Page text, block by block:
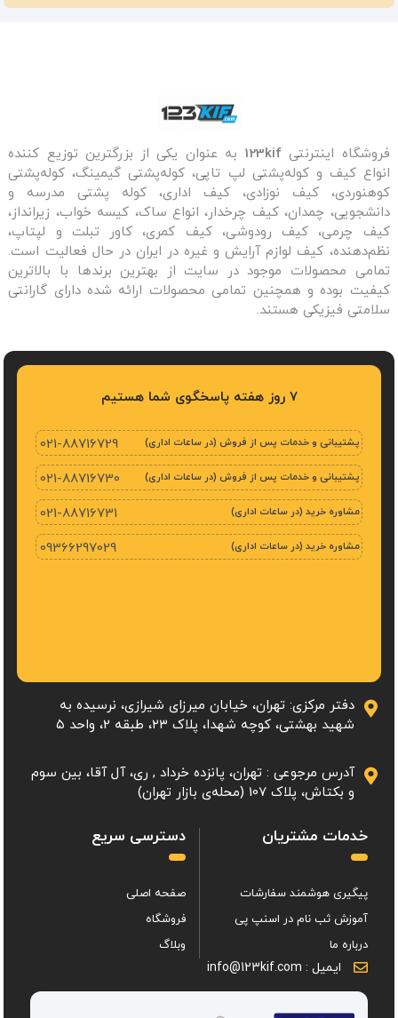
فروشگاه اینترنتی 123kif به عنوان یکی از بزرگترین توزیع کننده
انواع کیف و کوله‌پشتی لپ تاپی، کوله‌پشتی گیمینگ، کوله‌پشتی
کوهنوردی، کیف نوزادی، کیف اداری، کوله پشتی مدرسه و
دانشجویی، چمدان، کیف چرخدار، انواع ساک، کیسه خواب، زیرانداز،
کیف چرمی، کیف رودوشی، کیف کمری، کاور تبلت و لپتاپ،
نظم‌دهنده، کیف لوازم آرایش و غیره در ایران در حال فعالیت است.
تمامی محصولات موجود در سایت از بهترین برندها با بالاترین
کیفیت بوده و همچنین تمامی محصولات ارائه شده دارای گارانتی
سلامتی فیزیکی هستند.
7 روز هفته پاسخگوی شما هستیم
پشتیبانی و خدمات پس از فروش (در ساعات اداری) 021-88716729
پشتیبانی و خدمات پس از فروش (در ساعات اداری) 021-88716730
مشاوره خرید (در ساعات اداری) 021-88716731
مشاوره خرید (در ساعات اداری) 09366297029
دفتر مرکزی: تهران، خیابان میرزای شیرازی، نرسیده به
شهید بهشتی، کوچه شهدا، پلاک ۲۳، طبقه 2، واحد ۵
آدرس مرجوعی : تهران، پانزده خرداد , ری، آل آقا، بین سوم
و بکتاش، پلاک 107 (محله‌ی بازار تهران)
خدمات مشتریان
پیگیری هوشمند سفارشات
آموزش ثب نام در اسنپ پی
درباره ما
دسترسی سریع
صفحه اصلی
فروشگاه
وبلاگ
ایمیل : info@123kif.com